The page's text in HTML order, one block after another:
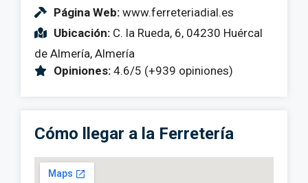
Página Web: www.ferreteriadial.es
Ubicación: C. la Rueda, 6, 04230 Huércal
de Almería, Almería
Opiniones: 4.6/5 (+939 opiniones)
Cómo llegar a la Ferretería